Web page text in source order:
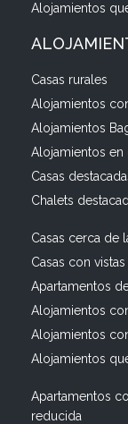
Alojamientos
Casas rurales
Alojamientos
Alojamientos
Alojamientos en
Casas
Chalets
Casas cerca de
Casas con
Apartamentos
Alojamientos
Alojamientos
Alojamientos
Apartamentos
reducida